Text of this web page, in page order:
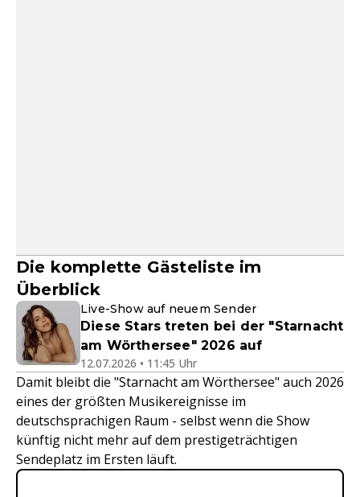
Die komplette Gästeliste im
Überblick
Live-Show auf neuem Sender
Diese Stars treten bei der "Starnacht
am Wörthersee" 2026 auf
12.07.2026 • 11:45 Uhr
Damit bleibt die "Starnacht am Wörthersee" auch 2026
eines der größten Musikereignisse im
deutschsprachigen Raum - selbst wenn die Show
künftig nicht mehr auf dem prestigeträchtigen
Sendeplatz im Ersten läuft.